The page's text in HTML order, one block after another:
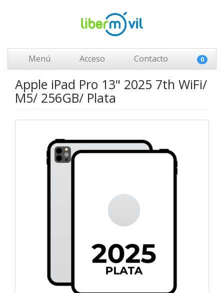
Menú Acceso Contacto 0
Apple iPad Pro 13" 2025 7th WiFi/
M5/ 256GB/ Plata